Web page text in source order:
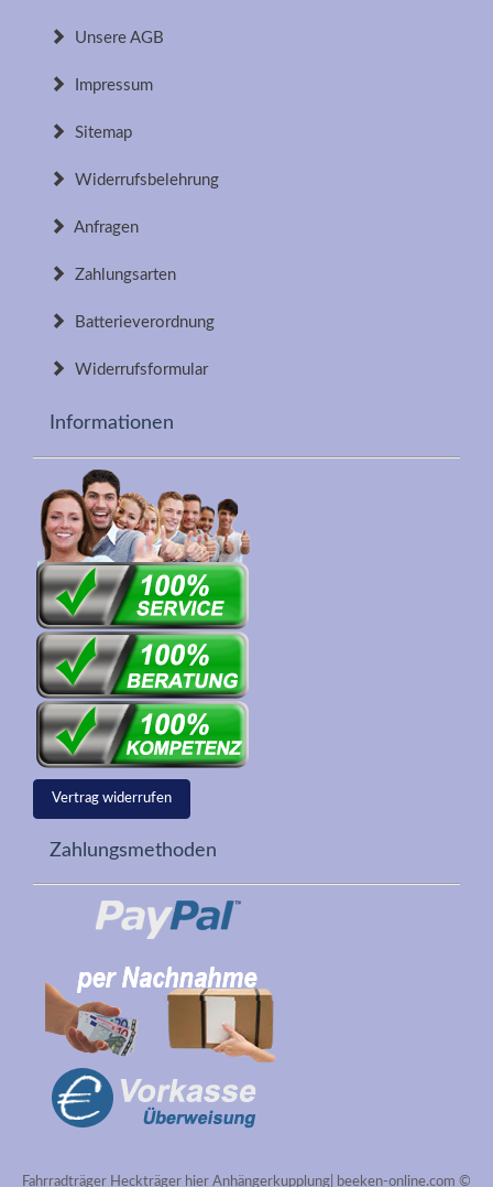
Unsere AGB
Impressum
Sitemap
Widerrufsbelehrung
Anfragen
Zahlungsarten
Batterieverordnung
Widerrufsformular
Informationen
Vertrag widerrufen
Zahlungsmethoden
Fahrradträger Heckträger hier Anhängerkupplung| beeken-online.com ©